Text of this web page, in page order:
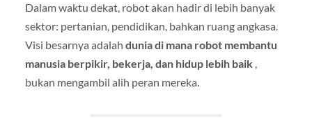
Dalam waktu dekat, robot akan hadir di lebih banyak
sektor: pertanian, pendidikan, bahkan ruang angkasa.
Visi besarnya adalah dunia di mana robot membantu
manusia berpikir, bekerja, dan hidup lebih baik ,
bukan mengambil alih peran mereka.